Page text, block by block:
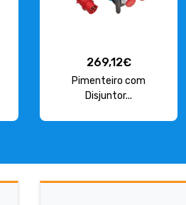
269,12€
Pimenteiro com
Disjuntor...